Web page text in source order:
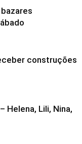
construções
Helena, Lili, Nina,